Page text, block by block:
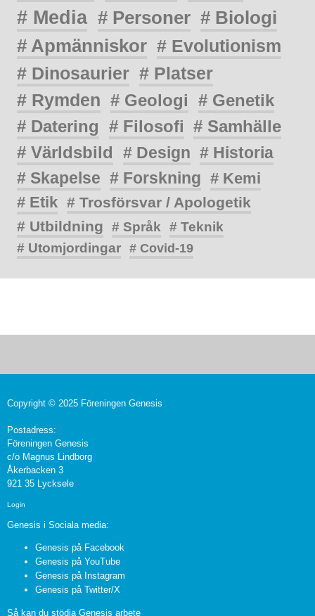
# Media # Personer # Biologi
# Apmänniskor # Evolutionism
# Dinosaurier # Platser
# Rymden # Geologi # Genetik
# Datering # Filosofi # Samhälle
# Världsbild
# Design # Historia
# Skapelse # Forskning # Kemi
# Etik # Trosförsvar / Apologetik
# Utbildning
# Språk
# Teknik
# Utomjordingar # Covid-19
Copyright © 2025 Föreningen Genesis
Postadress:
Föreningen Genesis
c/o Magnus Lindborg
Åkerbacken 3
921 35 Lycksele
Login
Genesis i Sociala media:
Genesis på Facebook
Genesis på YouTube
Genesis på Instagram
Genesis på Twitter/X
Så kan du stödja Genesis arbete